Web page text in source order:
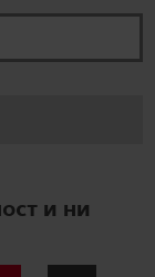
и ни